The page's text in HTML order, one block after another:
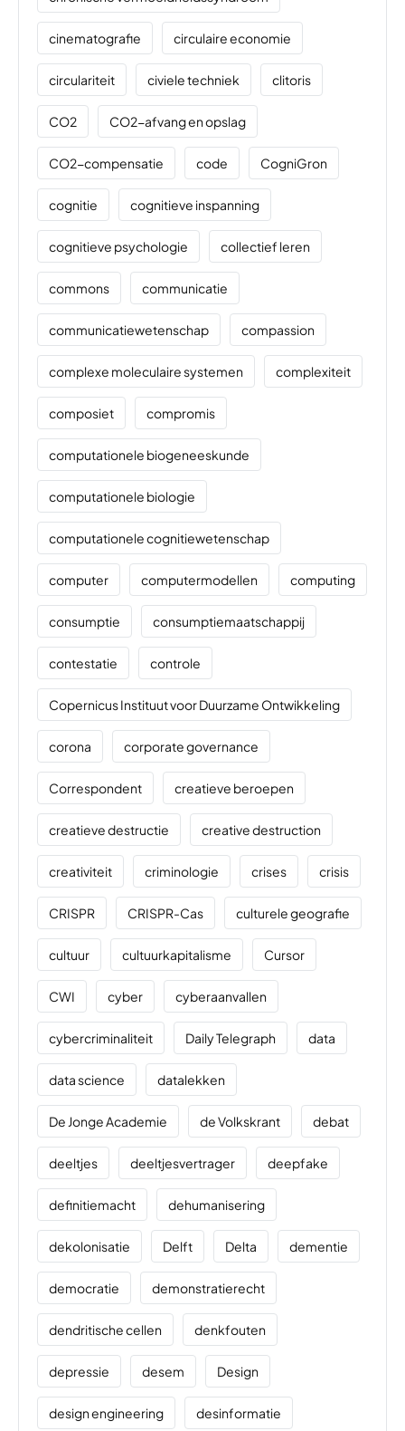
cinematografie circulaire economie
circulariteit civiele techniek clitoris
CO2 CO2-afvang en opslag
CO2-compensatie code CogniGron
cognitie cognitieve inspanning
cognitieve psychologie collectief leren
commons communicatie
communicatiewetenschap compassion
complexe moleculaire systemen complexiteit
composiet compromis
computationele biogeneeskunde
computationele biologie
computationele cognitiewetenschap
computer computermodellen computing
consumptie consumptiemaatschappij
contestatie controle
Copernicus Instituut voor Duurzame Ontwikkeling
corona corporate governance
Correspondent creatieve beroepen
creatieve destructie creative destruction
creativiteit criminologie crises crisis
CRISPR CRISPR-Cas culturele geografie
cultuur cultuurkapitalisme Cursor
CWI cyber cyberaanvallen
cybercriminaliteit Daily Telegraph data
data science datalekken
De Jonge Academie de Volkskrant debat
deeltjes deeltjesvertrager deepfake
definitiemacht dehumanisering
dekolonisatie Delft Delta dementie
democratie demonstratierecht
dendritische cellen denkfouten
depressie desem Design
design engineering desinformatie